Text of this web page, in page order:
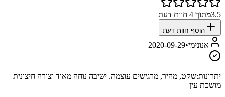
3.5מתוך 4 חוות דעת
הוסף חוות דעת
אנונימי•
2020-09-29
יתרונות:שקט, מהיר, מרגישים עוצמה. ישיבה נוחה מאוד וצורה חיצונית
מושכת עין